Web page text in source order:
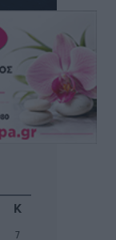
Οι
προθεσμίες
Κ
7